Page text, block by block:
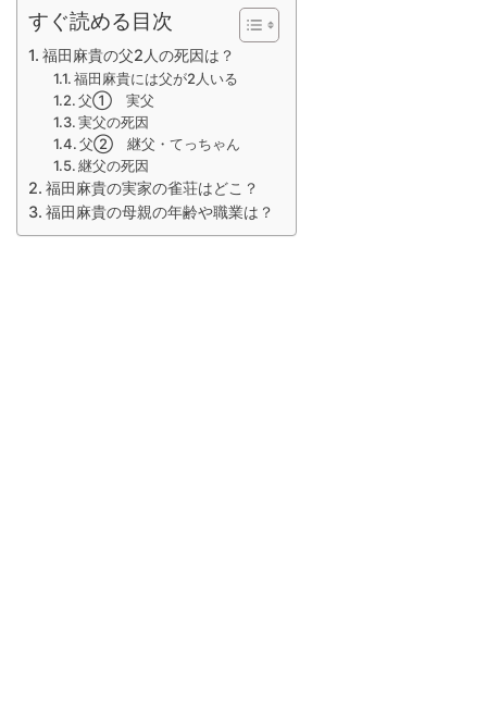
すぐ読める目次
福田麻貴の父2人の死因は？
福田麻貴には父が2人いる
父① 実父
実父の死因
父② 継父・てっちゃん
継父の死因
福田麻貴の実家の雀荘はどこ？
福田麻貴の母親の年齢や職業は？